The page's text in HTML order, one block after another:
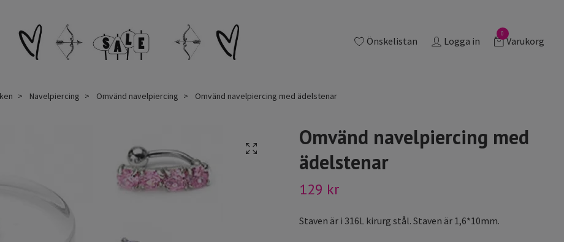
Önskelistan Logga in
0
Varukorg
Navelpiercing Omvänd navelpiercing Omvänd navelpiercing med ädelstenar
Omvänd navelpiercing med
ädelstenar
129 kr
Staven är i 316L kirurg stål. Staven är 1,6*10mm.